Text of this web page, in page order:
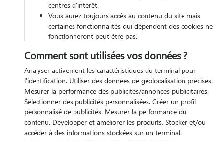
centres d'intérêt.
Vous aurez toujours accès au contenu du site mais
certaines fonctionnalités qui dépendent des cookies ne
fonctionneront peut-être pas.
Comment sont utilisées vos données ?
Analyser activement les caractéristiques du terminal pour
l'identification. Utiliser des données de géolocalisation précises.
Mesurer la performance des publicités/annonces publicitaires.
Sélectionner des publicités personnalisées. Créer un profil
personnalisé de publicités. Mesurer la performance du
contenu. Développer et améliorer les produits. Stocker et/ou
accéder à des informations stockées sur un terminal.